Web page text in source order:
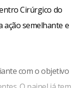
Cirúrgico do
ação semelhante e
com o objetivo